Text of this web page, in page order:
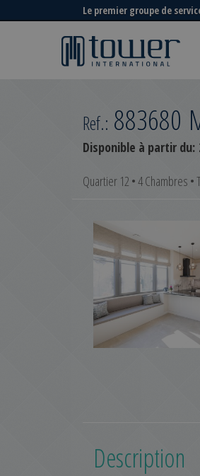
Le premier groupe de
Ref.: 883680
Disponible à partir du:
Quartier 12 • 4 Chambres •
Description